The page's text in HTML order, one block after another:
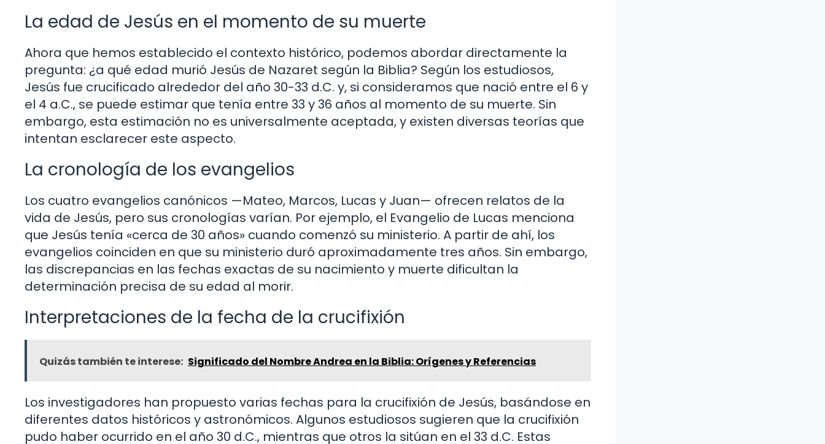
La edad de Jesús en el momento de su muerte
Ahora que hemos establecido el contexto histórico, podemos abordar directamente la
pregunta: ¿a qué edad murió Jesús de Nazaret según la Biblia? Según los estudiosos,
Jesús fue crucificado alrededor del año 30-33 d.C. y, si consideramos que nació entre el 6 y
el 4 a.C., se puede estimar que tenía entre 33 y 36 años al momento de su muerte. Sin
embargo, esta estimación no es universalmente aceptada, y existen diversas teorías que
intentan esclarecer este aspecto.
La cronología de los evangelios
Los cuatro evangelios canónicos —Mateo, Marcos, Lucas y Juan— ofrecen relatos de la
vida de Jesús, pero sus cronologías varían. Por ejemplo, el Evangelio de Lucas menciona
que Jesús tenía «cerca de 30 años» cuando comenzó su ministerio. A partir de ahí, los
evangelios coinciden en que su ministerio duró aproximadamente tres años. Sin embargo,
las discrepancias en las fechas exactas de su nacimiento y muerte dificultan la
determinación precisa de su edad al morir.
Interpretaciones de la fecha de la crucifixión
Quizás también te interese: Significado del Nombre Andrea en la Biblia: Orígenes y Referencias
Los investigadores han propuesto varias fechas para la crucifixión de Jesús, basándose en
diferentes datos históricos y astronómicos. Algunos estudiosos sugieren que la crucifixión
pudo haber ocurrido en el año 30 d.C., mientras que otros la sitúan en el 33 d.C. Estas